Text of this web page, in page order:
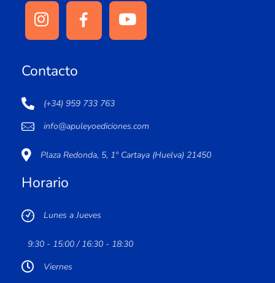
Contacto
(+34) 959 733 763
info@apuleyoediciones.com
Plaza Redonda, 5, 1º Cartaya (Huelva) 21450
Horario
Lunes a Jueves
9:30 - 15:00 / 16:30 - 18:30
Viernes